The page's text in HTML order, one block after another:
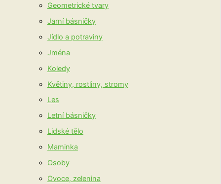
Geometrické tvary
Jarní básničky
Jídlo a potraviny
Jména
Koledy
Květiny, rostliny, stromy
Les
Letní básničky
Lidské tělo
Maminka
Osoby
Ovoce, zelenina